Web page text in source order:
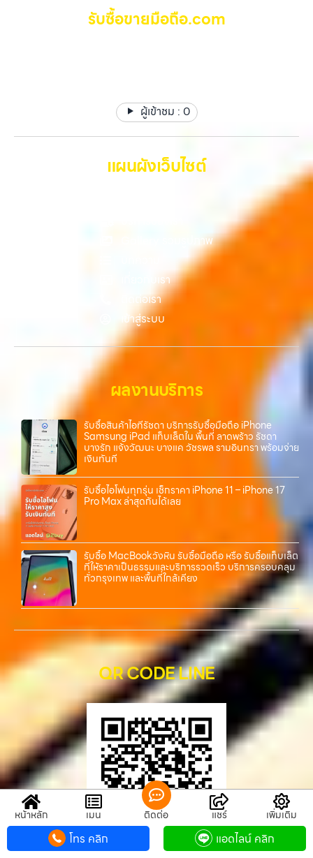
ความสะดวก นัดรับถึงที่ ตรวจสภาพอย่างมืออาชีพ และจ่ายเงินทันที
วังหินไม่ว่าคุณจะต้องการ รับซื้อโทรศัพท์, รับซื้อแมคบุค, รับซื้อโน๊ตบุ๊ค, รับ
ซื้อแท็บเล็ต, หรือบริการอื่นๆ เกี่ยวกับสินค้าไอที กรุงเทพฯ – เราพร้อมให้
บริการครบวงจร บริการของเรา เราให้บริการแบบครบวงจรสำหรับลูกค้าที่
ทันที ด้วยบริการ รับซื้อไอโฟน, รับซื้อไอแพด, รับซื้อมือถือ, รับซื้อโทรศัพท์,
รับซื้อโน๊ตบุ๊ค, รับซื้อแท็บเล็ต, รับซื้อสินค้าไอทีกรุงเทพมหานคร อย่างครบ
มอบบริการประเมินสภาพเครื่อง ฟรี ปราบปรามความยุ่งยากทั้งหลาย โดย
เน้น โปร่งใส มั่นใจได้ และจ่ายเงินทันทีเมื่อตกลงซื้อขายสำเร็จ บริการของเรา
เพราะมูลค่าของเครื่องไม่ได้ขึ้นอยู่แค่ยี่ห้อ แต่ขึ้นอยู่กับสภาพจริง ความครบ
ชุด และความสะดวกในการขายของคุณ เราจึงตั้งใจให้บริการในเขต
ลาดพร้าว, รัชดา, บางรัก, แจ้งวัฒนะ, บางแค, วัชรพล, รามอินทรา, บางนา,
บางพลี, เกษตรนวมินทร์, เสนานิคม, วังหิน อย่างเต็มที่ ไม่ว่าคุณจะค้นหาคำ
ว่า “รับซื้อมือถือใกล้ฉัน”, “รับซื้อโทรศัพท์มือสองกรุงเทพ”, “ขาย iPad ได้
ราคา”, “รับซื้อแท็บเล็ต กรุงเทพถึงที่”, หรือ “รับซื้อ Samsung มือสอง
ราคาสูง” — ที่นี่คือคำตอบ เพราะบริการของเรามุ่งตรงให้คุณได้รับราคาและ
ความสะดวกสบายที่เหนือกว่า เลือกเราแล้วคุณจะได้บริการที่คุณไว้วางใจ
พร้อมทีมงานที่พร้อมอำนวยความสะดวก นัดรับถึงที่ ตรวจสภาพอย่างมือ
อาชีพ และจ่ายเงินทันที ทั้งหมดนี้เพื่อให้การขายอุปกรณ์ของคุณเป็นเรื่อง
ง่ายขึ้น ดีกว่า รวดเร็วกว่า และคุ้มค่ากว่า ทำไมต้องเลือกเรา ผู้เชี่ยวชาญด้าน
การให้บริการ รับซื้อมือถือ iPhone, Samsung, ไอแพด แท็บเล็ตทุกยี่ห้อ ใน
ราคาสูง พร้อมจ่ายเงินทันที โดยเน้นบริการในพื้นที่ ลาดพร้าว, รัชดา,
บางรัก, แจ้งวัฒนะ, บางแค, วัชรพล, รามอินทรา, รวมถึง บางนา, บางพลี,
เกษตรนวมินทร์, เสนานิคม, วังหินไม่ว่าคุณจะต้องการ รับซื้อโทรศัพท์, รับ
ซื้อแมคบุค, รับซื้อโน๊ตบุ๊ค, รับซื้อแท็บเล็ต, หรือบริการอื่นๆ เกี่ยวกับสินค้า
ไอที กรุงเทพฯ – เราพร้อมให้บริการครบวงจร บริการของเรา เราให้บริการ
แบบครบวงจรสำหรับลูกค้าที่ต้องการขายอุปกรณ์ไอที ไม่ว่าจะเป็น: รับซื้อไอ
โฟน ทุกรุ่น ทั้งเครื่องใหม่และเครื่องใช้งานแล้ว รับซื้อไอแพด แท็บเล็ต
Apple…
รับซื้อขายมือถือ.com
ผู้เข้าชม : 0
แผนผังเว็บไซต์
Gallery รวมรูปภาพ
เกี่ยวกับเรา
ติดต่อเรา
เข้าสู่ระบบ
ผลงานบริการ
รับซื้อสินค้าไอทีรัชดา บริการรับซื้อมือถือ iPhone
Samsung iPad แท็บเล็ตใน พื้นที่ ลาดพร้าว รัชดา
บางรัก แจ้งวัฒนะ บางแค วัชรพล รามอินทรา พร้อมจ่าย
เงินทันที
รับซื้อไอโฟนทุกรุ่น เช็กราคา iPhone 11 – iPhone 17
Pro Max ล่าสุดกันได้เลย
รับซื้อ MacBookวังหิน รับซื้อมือถือ หรือ รับซื้อแท็บเล็ต
ที่ให้ราคาเป็นธรรมและบริการรวดเร็ว บริการครอบคลุม
ทั่วกรุงเทพ และพื้นที่ใกล้เคียง
QR CODE LINE
หน้าหลัก เมนู ติดต่อ แชร์ เพิ่มเติม
โทร คลิก แอดไลน์ คลิก